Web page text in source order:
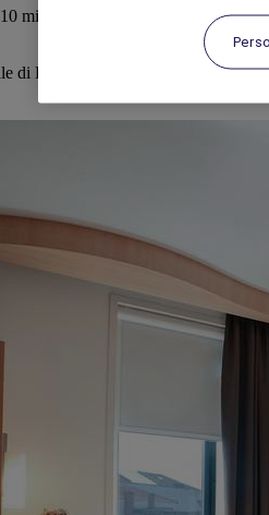
minuti a piedi da Avenida dos
di Porto, della Livraria Lello e del